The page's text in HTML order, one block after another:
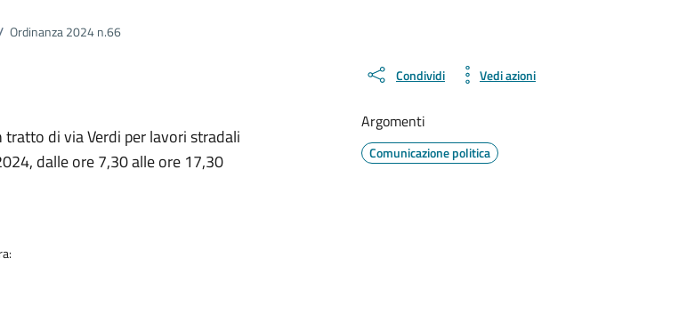
Ordinanza 2024 n.66
di via Verdi per lavori stradali
dalle ore 7,30 alle ore 17,30
Condividi Vedi azioni
Argomenti
Comunicazione politica